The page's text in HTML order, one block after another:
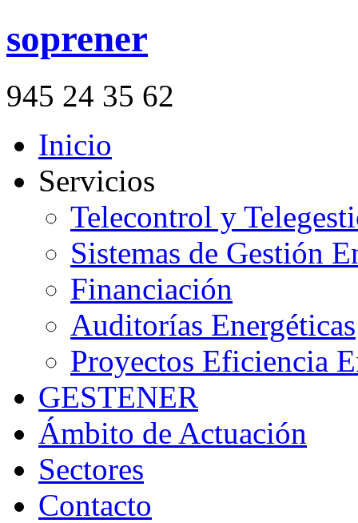
soprener
945 24 35 62
Inicio
Servicios
Telecontrol y
Sistemas de Gestión
Financiación
Auditorías Energéticas
Proyectos Eficiencia
GESTENER
Ámbito de Actuación
Sectores
Contacto